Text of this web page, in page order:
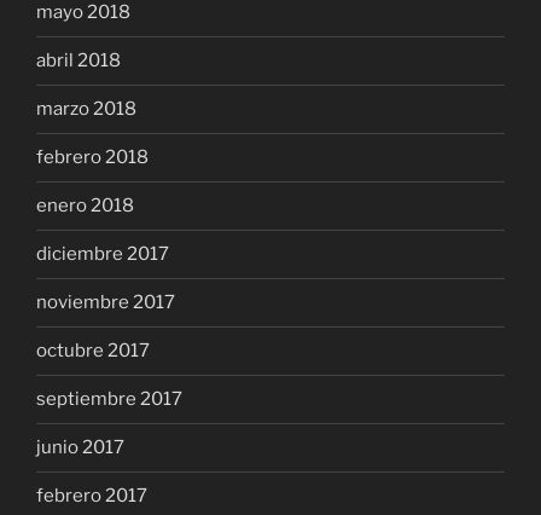
mayo 2018
abril 2018
marzo 2018
febrero 2018
enero 2018
diciembre 2017
noviembre 2017
octubre 2017
septiembre 2017
junio 2017
febrero 2017